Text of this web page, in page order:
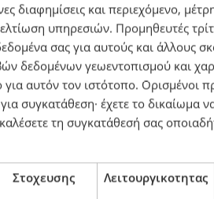
της Ταϊπέι
διαφημίσεις και περιεχόμενο,
υπηρεσιών. Προμηθευτές
σας για αυτούς και άλλους
δεδομένων γεωεντοπισμού και
αυτόν τον ιστότοπο. Ορισμένοι
συγκατάθεση· έχετε το δικαίωμα να
τη συγκατάθεσή σας
Στοχευσης Λειτουργικοτητας